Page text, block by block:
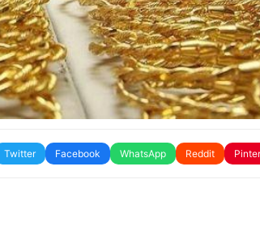
Twitter Facebook WhatsApp Reddit